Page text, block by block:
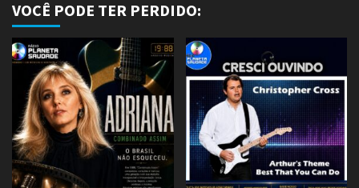
VOCÊ PODE TER PERDIDO: